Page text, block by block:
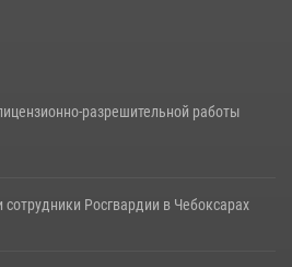
разрешительной работы
Росгвардии в Чебоксарах